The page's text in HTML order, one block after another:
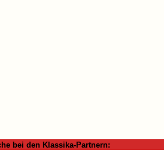
bei den Klassika-Partnern: